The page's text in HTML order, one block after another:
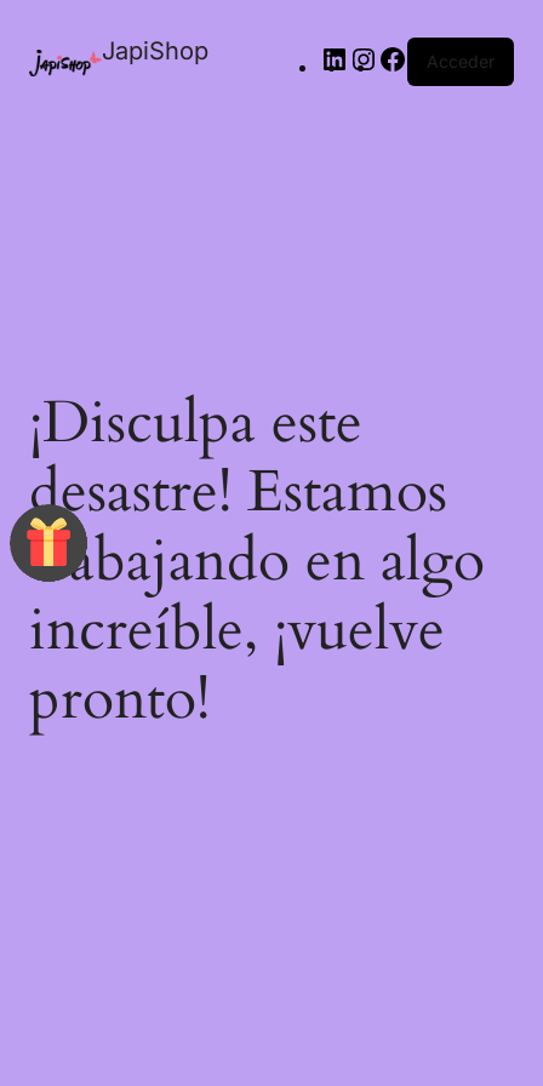
JapiShop Acceder
¡Disculpa este
desastre! Estamos
trabajando en algo
increíble, ¡vuelve
pronto!